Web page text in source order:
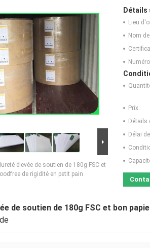
élevée de soutien de 180g FSC et
de rigidité en petit pain
Détails
Lieu
Nom
Prix:
Détails
Délai
de soutien de 180g FSC et bon